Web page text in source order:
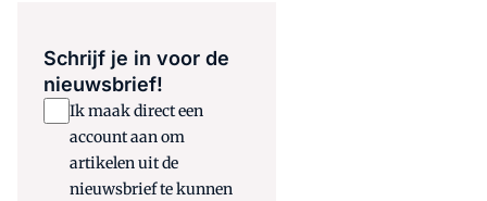
Schrijf je in voor de
nieuwsbrief!
Ik maak direct een
account aan om
artikelen uit de
nieuwsbrief te kunnen